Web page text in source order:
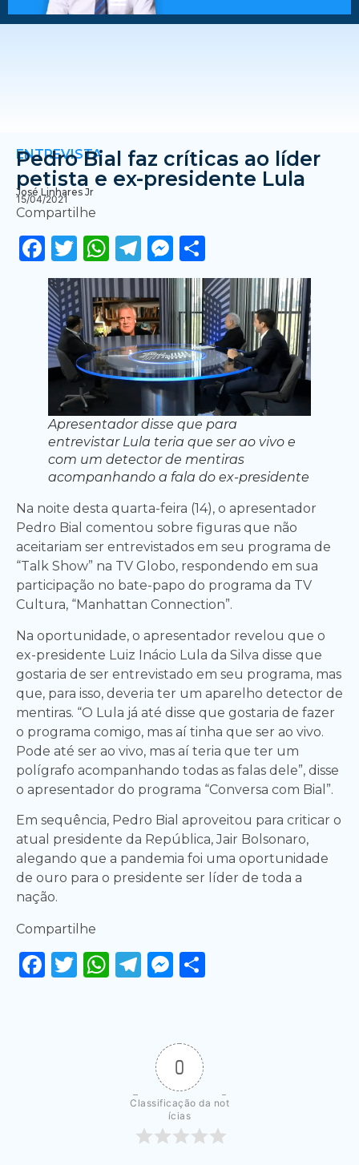
ENTREVISTA
Pedro Bial faz críticas ao líder
petista e ex-presidente Lula
José Linhares Jr
15/04/2021
Compartilhe
Facebook
Twitter
WhatsApp
Telegram
Messenger
Apresentador disse que para
entrevistar Lula teria que ser ao vivo e
com um detector de mentiras
acompanhando a fala do ex-presidente
Na noite desta quarta-feira (14), o apresentador
Pedro Bial comentou sobre figuras que não
aceitariam ser entrevistados em seu programa de
“Talk Show” na TV Globo, respondendo em sua
participação no bate-papo do programa da TV
Cultura, “Manhattan Connection”.
Na oportunidade, o apresentador revelou que o
ex-presidente Luiz Inácio Lula da Silva disse que
gostaria de ser entrevistado em seu programa, mas
que, para isso, deveria ter um aparelho detector de
mentiras. “O Lula já até disse que gostaria de fazer
o programa comigo, mas aí tinha que ser ao vivo.
Pode até ser ao vivo, mas aí teria que ter um
polígrafo acompanhando todas as falas dele”, disse
o apresentador do programa “Conversa com Bial”.
Em sequência, Pedro Bial aproveitou para criticar o
atual presidente da República, Jair Bolsonaro,
alegando que a pandemia foi uma oportunidade
de ouro para o presidente ser líder de toda a
nação.
Compartilhe
Facebook
Twitter
WhatsApp
Telegram
Messenger
0
Classificação da not
ícias